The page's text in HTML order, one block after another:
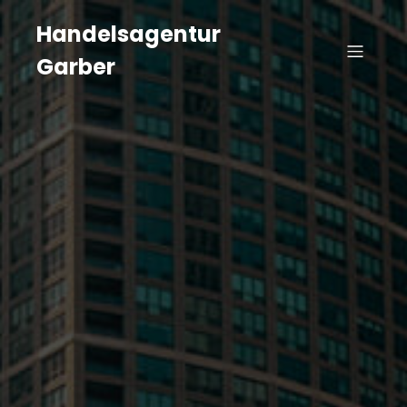
Handelsagentur
Garber